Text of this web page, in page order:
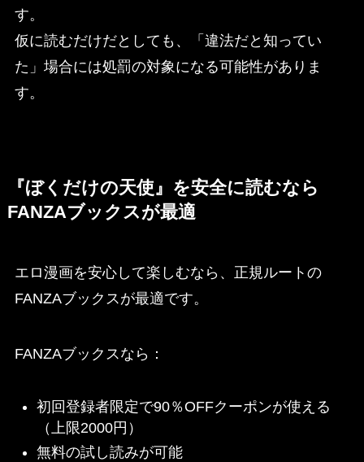
す。
仮に読むだけだとしても、「違法だと知ってい
た」場合には処罰の対象になる可能性がありま
す。
『ぼくだけの天使』を安全に読むなら
FANZAブックスが最適
エロ漫画を安心して楽しむなら、正規ルートの
FANZAブックスが最適です。
FANZAブックスなら：
初回登録者限定で90％OFFクーポンが使える
（上限2000円）
無料の試し読みが可能